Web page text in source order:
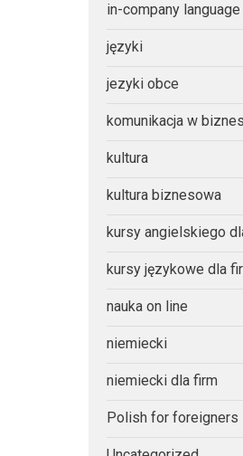
in-company
języki
jezyki obce
komunikacja w
kultura
kultura biznesowa
kursy angielskiego
kursy językowe dla
nauka on line
niemiecki
niemiecki dla firm
Polish for foreigners